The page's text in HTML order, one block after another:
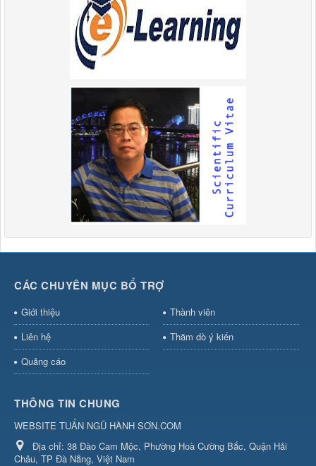
CÁC CHUYÊN MỤC BỔ TRỢ
Giới thiệu
Thành viên
Liên hệ
Thăm dò ý kiến
Quảng cáo
THÔNG TIN CHUNG
WEBSITE TUẤN NGŨ HÀNH SƠN.COM
Địa chỉ: 38 Đào Cam Mộc, Phường Hoà Cường Bắc, Quận Hải
Châu, TP Đà Nẵng, Việt Nam